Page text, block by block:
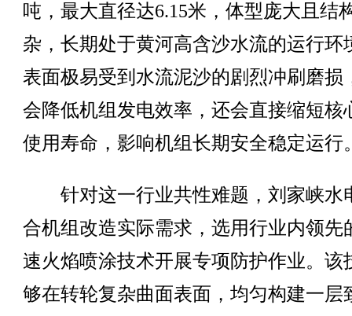
吨，最大直径达6.15米，体型庞大且结
杂，长期处于黄河高含沙水流的运行环
表面极易受到水流泥沙的剧烈冲刷磨损
会降低机组发电效率，还会直接缩短核
使用寿命，影响机组长期安全稳定运行
针对这一行业共性难题，刘家峡水
合机组改造实际需求，选用行业内领先
速火焰喷涂技术开展专项防护作业。该
够在转轮复杂曲面表面，均匀构建一层